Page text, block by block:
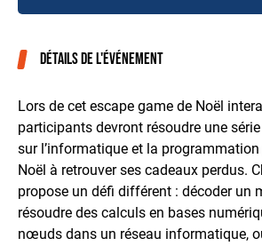
Détails de l'événement
Lors de cet escape game de Noël
participants devront résoudre une
sur l’informatique et la programmation
Noël à retrouver ses cadeaux perdus.
propose un défi différent : décoder un
résoudre des calculs en bases
nœuds dans un réseau informatique,